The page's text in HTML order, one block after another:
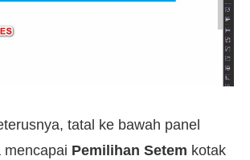
tatal ke bawah panel
mencapai Pemilihan Setem kotak